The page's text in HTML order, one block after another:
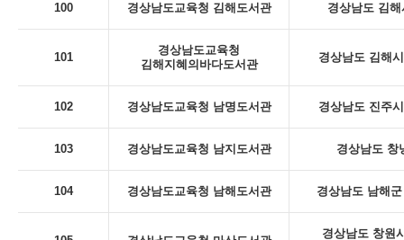
100 경상남도교육청 김해도서관 경상남도 김
101
경상남도교육청
김해지혜의바다도서관
경상남도 김해
102 경상남도교육청 남명도서관 경상남도 진주
103 경상남도교육청 남지도서관 경상남도 창
104 경상남도교육청 남해도서관 경상남도 남해
경상남도 창원